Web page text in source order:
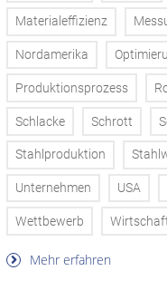
Materialeffizienz
Nordamerika
Produktionsprozess
Schlacke Schrott
Stahlproduktion
Unternehmen USA
Wettbewerb
Mehr erfahren